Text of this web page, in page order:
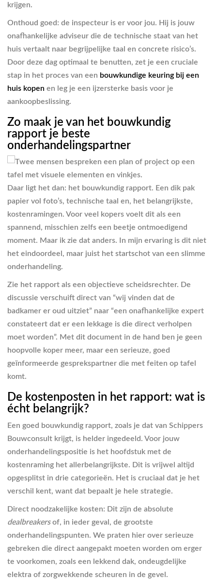
krijgen.
Onthoud goed: de inspecteur is er voor jou. Hij is jouw
onafhankelijke adviseur die de technische staat van het
huis vertaalt naar begrijpelijke taal en concrete risico’s.
Door deze dag optimaal te benutten, zet je een cruciale
stap in het proces van een bouwkundige keuring bij een
huis kopen en leg je een ijzersterke basis voor je
aankoopbeslissing.
Zo maak je van het bouwkundig
rapport je beste
onderhandelingspartner
Daar ligt het dan: het bouwkundig rapport. Een dik pak
papier vol foto’s, technische taal en, het belangrijkste,
kostenramingen. Voor veel kopers voelt dit als een
spannend, misschien zelfs een beetje ontmoedigend
moment. Maar ik zie dat anders. In mijn ervaring is dit niet
het eindoordeel, maar juist het startschot van een slimme
onderhandeling.
Zie het rapport als een objectieve scheidsrechter. De
discussie verschuift direct van “wij vinden dat de
badkamer er oud uitziet” naar “een onafhankelijke expert
constateert dat er een lekkage is die direct verholpen
moet worden”. Met dit document in de hand ben je geen
hoopvolle koper meer, maar een serieuze, goed
geïnformeerde gesprekspartner die met feiten op tafel
komt.
De kostenposten in het rapport: wat is
écht belangrijk?
Een goed bouwkundig rapport, zoals je dat van Schippers
Bouwconsult krijgt, is helder ingedeeld. Voor jouw
onderhandelingspositie is het hoofdstuk met de
kostenraming het allerbelangrijkste. Dit is vrijwel altijd
opgesplitst in drie categorieën. Het is cruciaal dat je het
verschil kent, want dat bepaalt je hele strategie.
Direct noodzakelijke kosten: Dit zijn de absolute
dealbreakersof, in ieder geval, de grootste
onderhandelingspunten. We praten hier over serieuze
gebreken die direct aangepakt moeten worden om erger
te voorkomen, zoals een lekkend dak, ondeugdelijke
elektra of zorgwekkende scheuren in de gevel.